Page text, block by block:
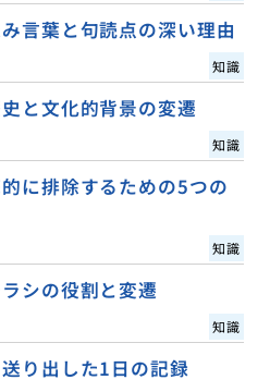
言葉と句読点の深い理由
知識
と文化的背景の変遷
知識
に排除するための5つの
知識
シの役割と変遷
知識
り出した1日の記録